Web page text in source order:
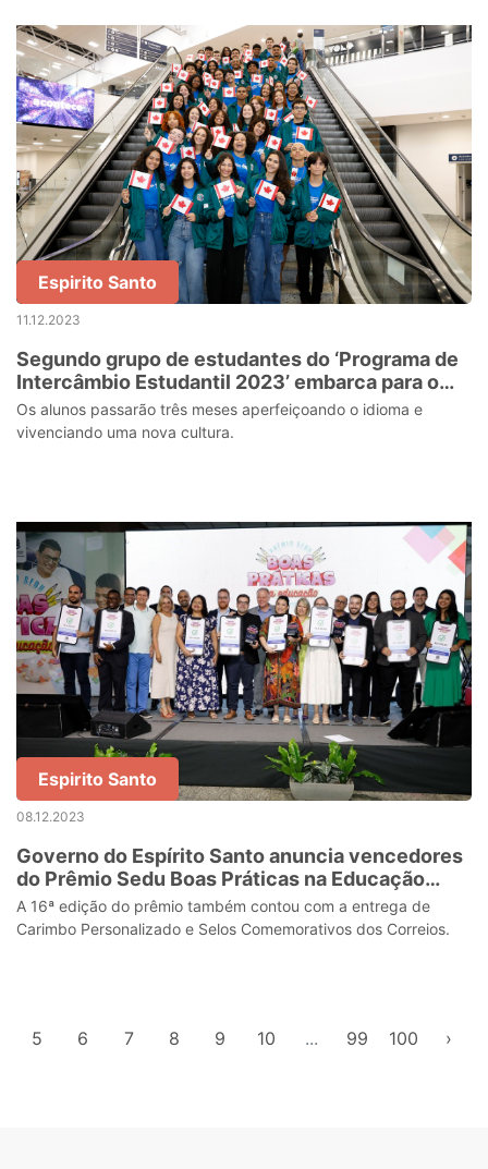
Espirito Santo
11.12.2023
Segundo grupo de estudantes do ‘Programa de
Intercâmbio Estudantil 2023’ embarca para o
Canadá
Os alunos passarão três meses aperfeiçoando o idioma e
vivenciando uma nova cultura.
Espirito Santo
08.12.2023
Governo do Espírito Santo anuncia vencedores
do Prêmio Sedu Boas Práticas na Educação
2023
A 16ª edição do prêmio também contou com a entrega de
Carimbo Personalizado e Selos Comemorativos dos Correios.
5 6 7 8 9 10 ... 99 100 ›